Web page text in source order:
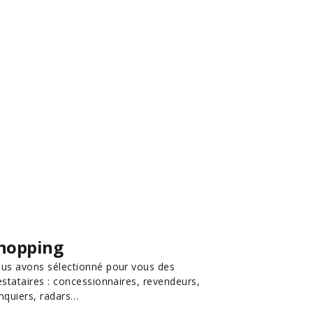
avons sélectionné pour vous des
: concessionnaires, revendeurs,
radars…